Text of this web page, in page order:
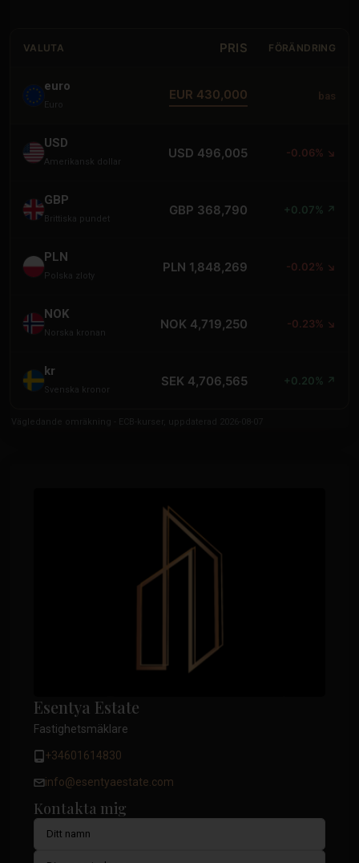
VALUTA PRIS FÖRÄNDRING
euro
Euro
EUR 430,000 bas
USD
Amerikansk dollar
USD 496,005 -0.06% ↘
GBP
Brittiska pundet
GBP 368,790 +0.07% ↗
PLN
Polska zloty
PLN 1,848,269 -0.02% ↘
NOK
Norska kronan
NOK 4,719,250 -0.23% ↘
kr
Svenska kronor
SEK 4,706,565 +0.20% ↗
Esentya Estate
Fastighetsmäklare
+34601614830
info@esentyaestate.com
Kontakta mig